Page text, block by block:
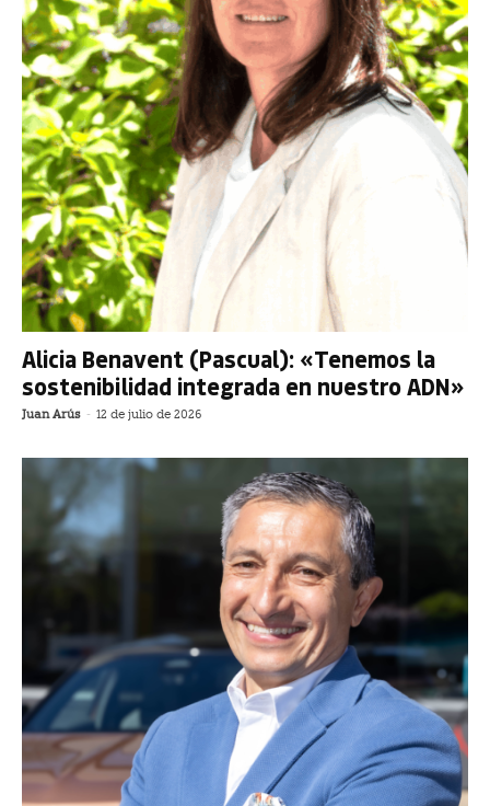
Alicia Benavent (Pascual): «Tenemos la
sostenibilidad integrada en nuestro ADN»
Juan Arús - 12 de julio de 2026